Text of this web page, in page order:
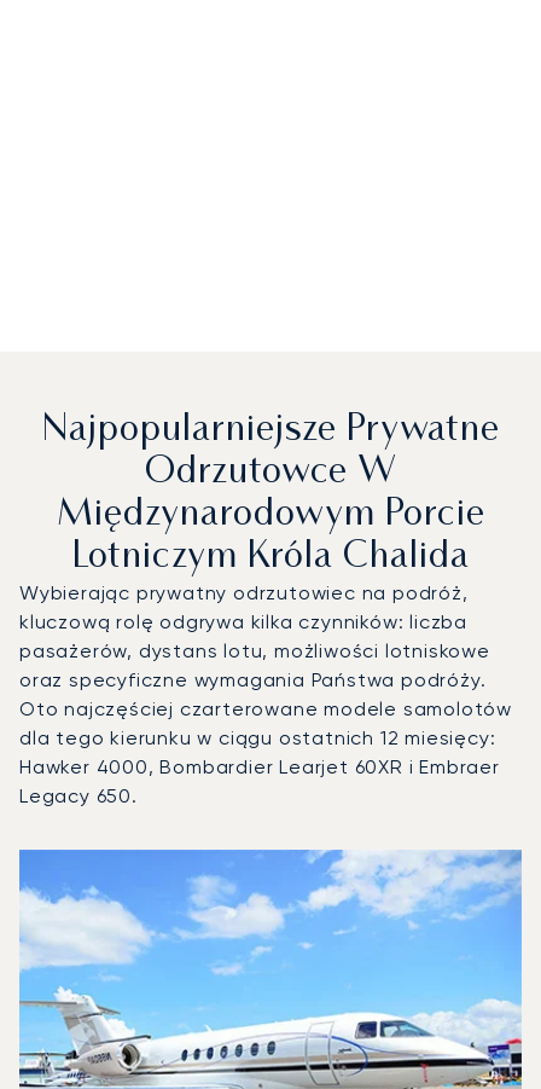
Najpopularniejsze Prywatne
Odrzutowce W
Międzynarodowym Porcie
Lotniczym Króla Chalida
Wybierając prywatny odrzutowiec na podróż,
kluczową rolę odgrywa kilka czynników: liczba
pasażerów, dystans lotu, możliwości lotniskowe
oraz specyficzne wymagania Państwa podróży.
Oto najczęściej czarterowane modele samolotów
dla tego kierunku w ciągu ostatnich 12 miesięcy:
Hawker 4000, Bombardier Learjet 60XR i Embraer
Legacy 650.
Model samolotu
Miejsca
Prędkość (km/h)
Prędkość (węzły)Zasięg (km)
Zasięg (NM)